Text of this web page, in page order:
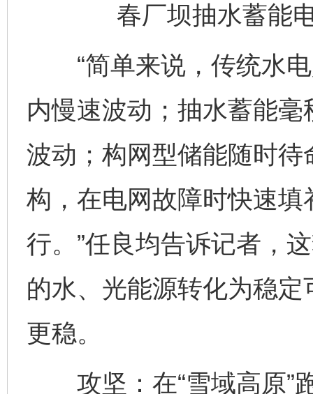
春厂坝抽水蓄能
“简单来说，传统水电
内慢速波动；抽水蓄能
波动；构网型储能随时待
构，在电网故障时快速
行。”任良均告诉记者，
的水、光能源转化为稳
更稳。
攻坚：在“雪域高原”跑